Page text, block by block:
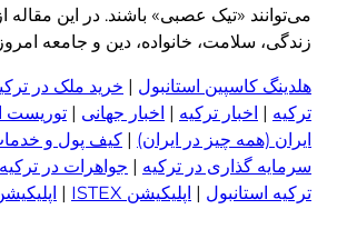
می‌توانند «تیک عصبی» باشند. در این
زندگی، سلامت، خانواده، دین و جامعه امروز wp:paragraph
هلدینگ کاسپین استانبول | خرید ملک در
ترکیه | اخبار ترکیه | اخبار جهانی | توریست
ایران (همه چیز در ایران) | کیف پول و
سرمایه گذاری در ترکیه | جواهرات در ترکیه
ترکیه استانبول | اپلیکیشن ISTEX |